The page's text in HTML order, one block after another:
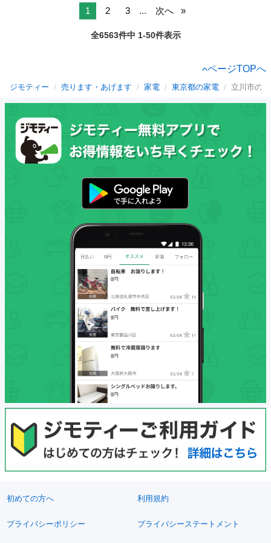
1 2 3 ... 次へ
全6563件中 1-50件表示
ページTOPへ
ジモティー 売ります・あげます 家電 東京都の家電 立川市の
初めての方へ 利用規約
プライバシーポリシー プライバシーステートメント